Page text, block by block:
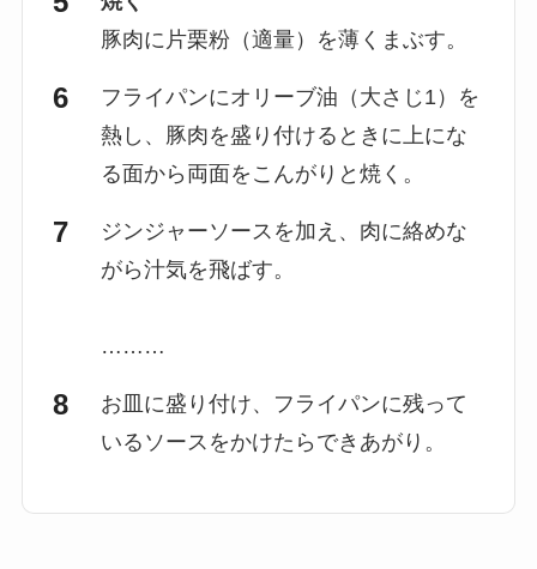
豚肉に片栗粉（適量）を薄くまぶす。
フライパンにオリーブ油（大さじ1）を
熱し、豚肉を盛り付けるときに上にな
る面から両面をこんがりと焼く。
ジンジャーソースを加え、肉に絡めな
がら汁気を飛ばす。
………
お皿に盛り付け、フライパンに残って
いるソースをかけたらできあがり。